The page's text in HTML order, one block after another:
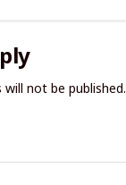
will not be published.